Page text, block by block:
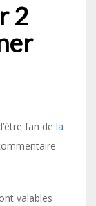
2
fan de la
valables